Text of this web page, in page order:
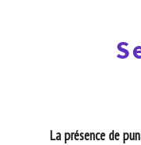
La présence de